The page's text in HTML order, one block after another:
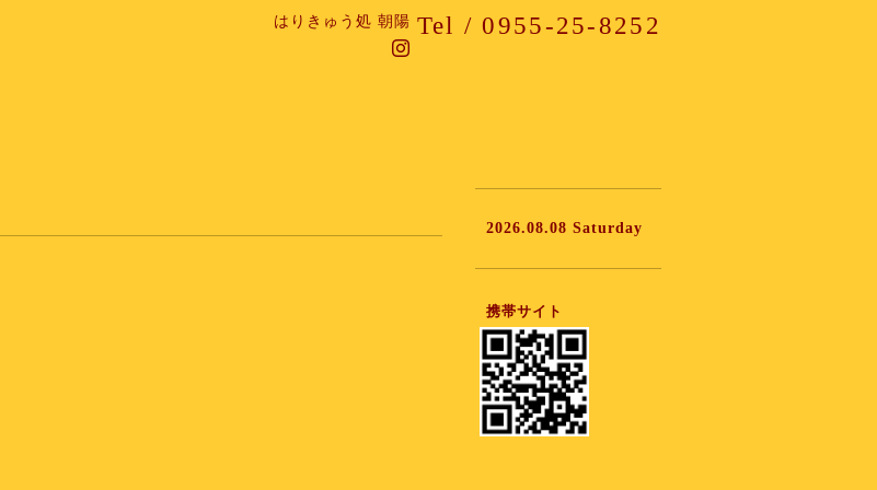
はりきゅう処 朝陽 Tel / 0955-25-8252
2026.08.08 Saturday
携帯サイト